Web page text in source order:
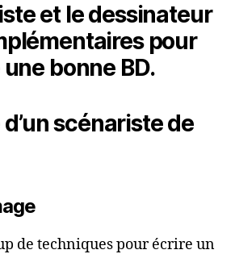
et le dessinateur
pour
bonne BD.
scénariste de
de techniques pour écrire un